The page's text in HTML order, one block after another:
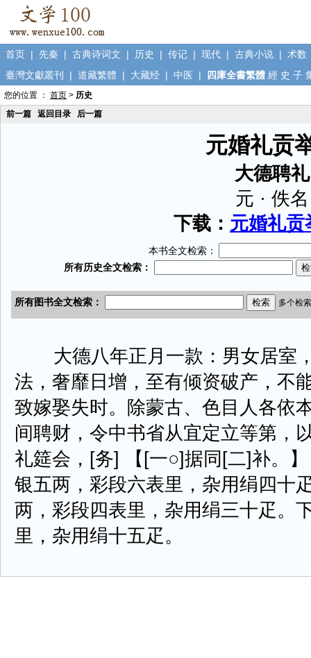
首页 | 先秦 | 古典诗词文 | 历史 | 传记 | 现代 | 古典小说 | 术数
臺灣文獻叢刊
| 道藏繁體 | 大藏经 | 中医 | 四庫全書繁體 經 史 子
您的位置 ： 首页 > 历史
前一篇
返回目录 后一篇
元婚礼贡
大德聘礼
元 · 佚名
下载： 元婚礼
本书全文检索：
大德八年正月一款：男女居室
法，奢靡日增，至有倾资破产，不
致嫁娶失时。除蒙古、色目人各依
间聘财，令中书省从宜定立等第，
礼筵会，[务] 【[一○]据同[二]补。
银五两，彩段六表里，杂用绢四十
两，彩段四表里，杂用绢三十疋。
里，杂用绢十五疋。